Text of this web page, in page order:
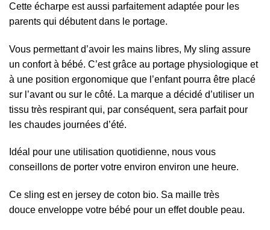
Cette écharpe est aussi parfaitement adaptée pour les
parents qui débutent dans le portage.
Vous permettant d’avoir les mains libres, My sling assure
un confort à bébé. C’est grâce au portage physiologique et
à une position ergonomique que l’enfant pourra être placé
sur l’avant ou sur le côté. La marque a décidé d’utiliser un
tissu très respirant qui, par conséquent, sera parfait pour
les chaudes journées d’été.
Idéal pour une utilisation quotidienne, nous vous
conseillons de porter votre environ environ une heure.
Ce sling est en jersey de coton bio. Sa maille très
douce enveloppe votre bébé pour un effet double peau.